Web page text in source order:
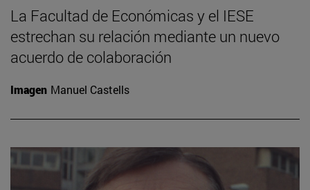
La Facultad de Económicas y el IESE
estrechan su relación mediante un nuevo
acuerdo de colaboración
Imagen Manuel Castells